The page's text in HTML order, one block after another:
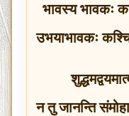
भावस्य भावकः
उभयाभावकः
न तु जानन्ति